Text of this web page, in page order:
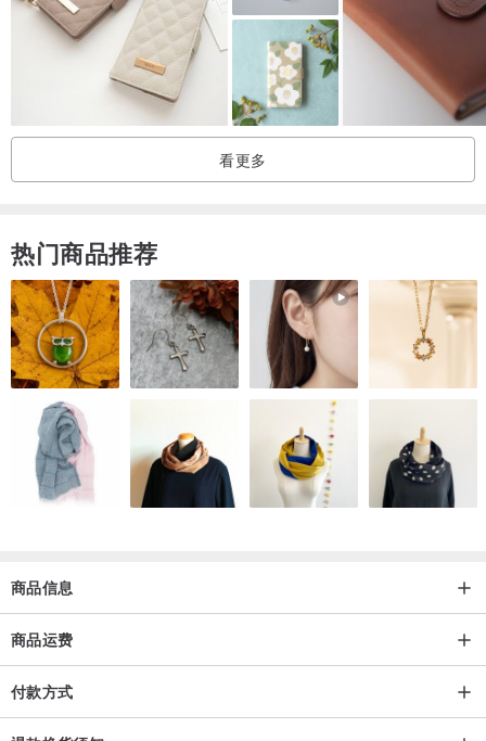
iPhone 11
iPhone 11 Pro
iPhone11 ProMax
iPhone12
iPhone13
iPhone 13 Pro
iPhone13ProMax
iPhone14
iPhone 14 Pro
iPhone 14 Pro Max
iPhone14Plus
iPhone15
iPhone15pro
iPhone16
iPhone16pro
iPhone16proMAX
iPhone16Plus
看更多
热门商品推荐
商品信息
商品运费
付款方式